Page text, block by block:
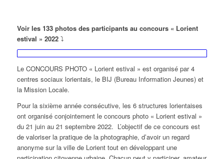
Voir les 133 photos des participants au concours « Lorient
estival » 2022⤵️
Le CONCOURS PHOTO « Lorient estival » est organisé par 4
centres sociaux lorientais, le BIJ (Bureau Information Jeunes) et
la Mission Locale.
Pour la sixième année consécutive, les 6 structures lorientaises
ont organisé conjointement le concours photo « Lorient estival »
du 21 juin au 21 septembre 2022. L’objectif de ce concours est
de valoriser la pratique de la photographie, d’avoir un regard
anonyme sur la ville de Lorient tout en développant une